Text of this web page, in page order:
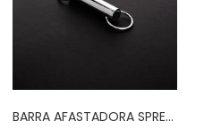
BARRA AFASTADORA SPREADER TRUSS BAR 4 STEEL